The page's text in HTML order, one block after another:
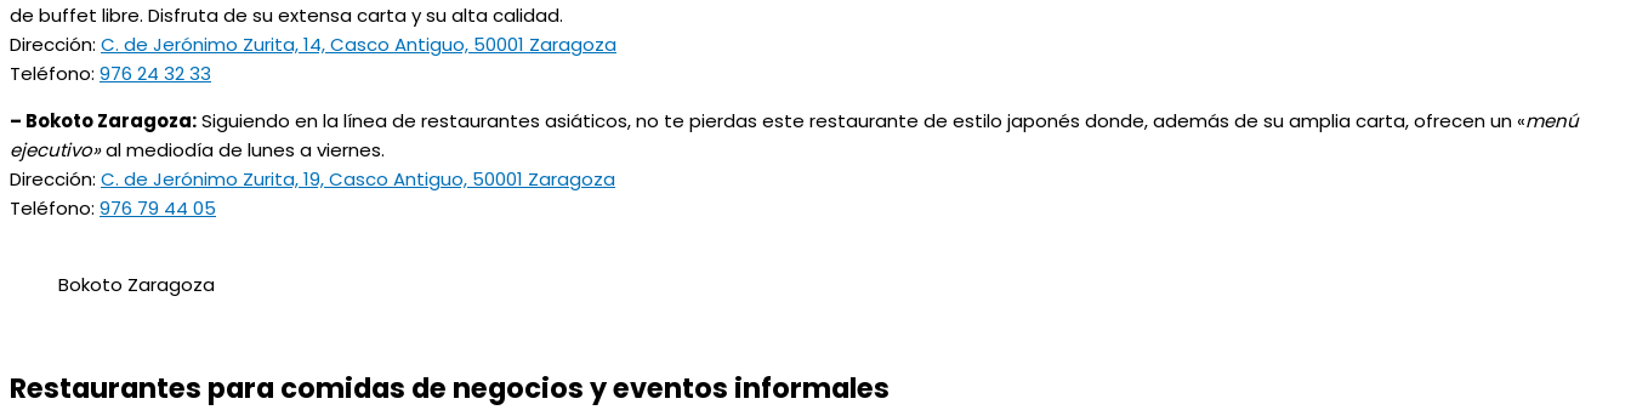
de buffet libre. Disfruta de su extensa carta y su alta calidad.
Dirección: C. de Jerónimo Zurita, 14, Casco Antiguo, 50001 Zaragoza
Teléfono: 976 24 32 33
– Bokoto Zaragoza:Siguiendo en la línea de restaurantes asiáticos, no te pierdas este restaurante de estilo japonés donde, además de su amplia carta, ofrecen un «menú
ejecutivo»al mediodía de lunes a viernes.
Dirección: C. de Jerónimo Zurita, 19, Casco Antiguo, 50001 Zaragoza
Teléfono: 976 79 44 05
Bokoto Zaragoza
Restaurantes para comidas de negocios y eventos informales